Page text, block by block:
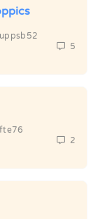
uppsb52
5
fte76
2